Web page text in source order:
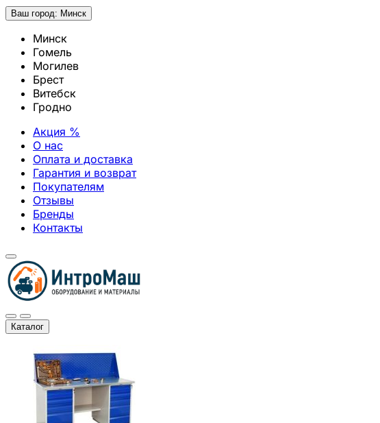
Ваш город: Минск
Минск
Гомель
Могилев
Брест
Витебск
Гродно
Акция %
О нас
Оплата и доставка
Гарантия и возврат
Покупателям
Отзывы
Бренды
Контакты
Каталог